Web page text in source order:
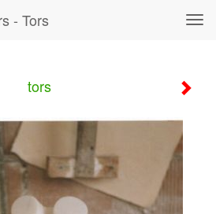
- Tors
tors